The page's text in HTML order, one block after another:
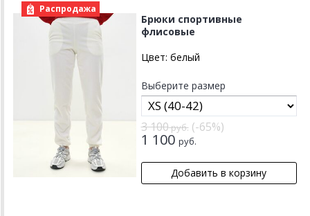
Распродажа
Брюки спортивные
флисовые
Цвет: белый
Выберите размер
3 100руб.(-65%)
1 100руб.